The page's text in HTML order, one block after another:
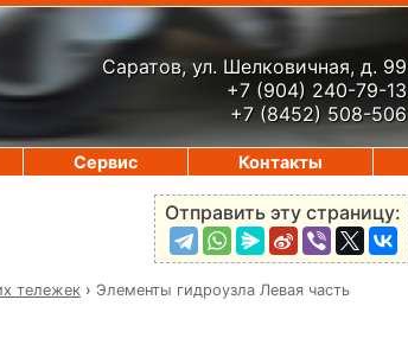
Саратов, ул. Шелковичная, д. 99
+7 (904) 240-79-13
+7 (8452) 508-506
Отправить эту страницу:
тележек › Элементы гидроузла Левая часть
Сервис Контакты